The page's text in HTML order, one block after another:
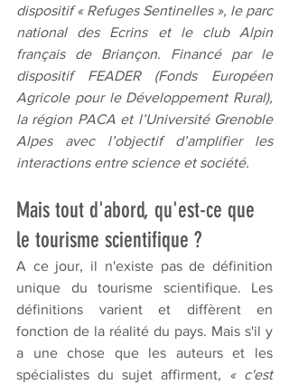
dispositif « Refuges Sentinelles », le parc
national des Ecrins et le club Alpin
français de Briançon. Financé par le
dispositif FEADER (Fonds Européen
Agricole pour le Développement Rural),
la région PACA et l’Université Grenoble
Alpes avec l’objectif d’amplifier les
interactions entre science et société.
Mais tout d'abord, qu'est-ce que
le tourisme scientifique ?
A ce jour, il n'existe pas de définition
unique du tourisme scientifique. Les
définitions varient et diffèrent en
fonction de la réalité du pays. Mais s'il y
a une chose que les auteurs et les
spécialistes du sujet affirment, « c'est